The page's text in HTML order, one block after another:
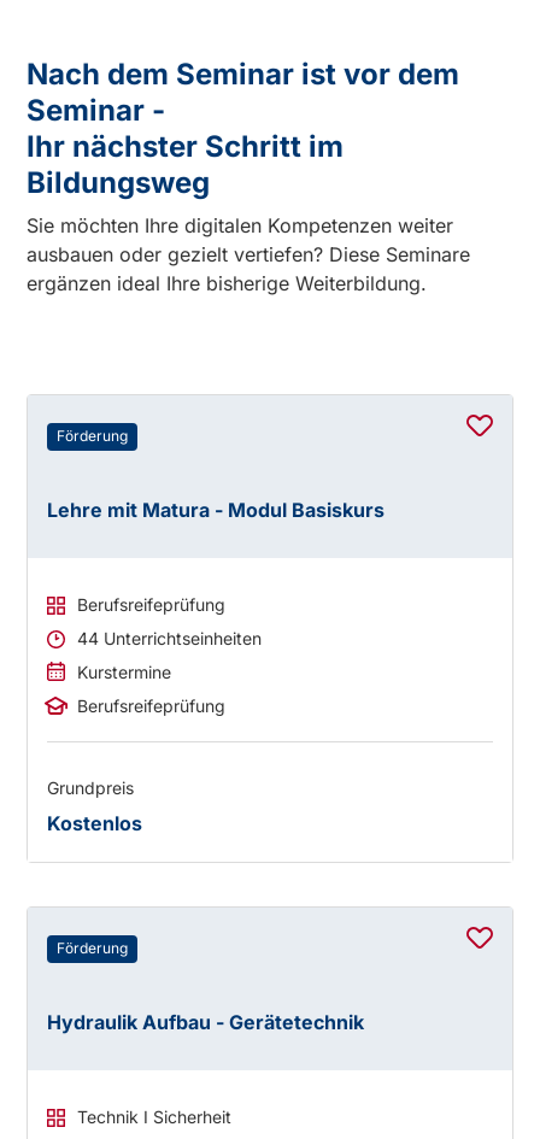
Nach dem Seminar ist vor dem
Seminar -
Ihr nächster Schritt im
Bildungsweg
Sie möchten Ihre digitalen Kompetenzen weiter
ausbauen oder gezielt vertiefen? Diese Seminare
ergänzen ideal Ihre bisherige Weiterbildung.
Förderung
Lehre mit Matura - Modul Basiskurs
Berufsreifeprüfung
44 Unterrichtseinheiten
Kurstermine
Berufsreifeprüfung
Grundpreis
Kostenlos
Förderung
Hydraulik Aufbau - Gerätetechnik
Technik I Sicherheit